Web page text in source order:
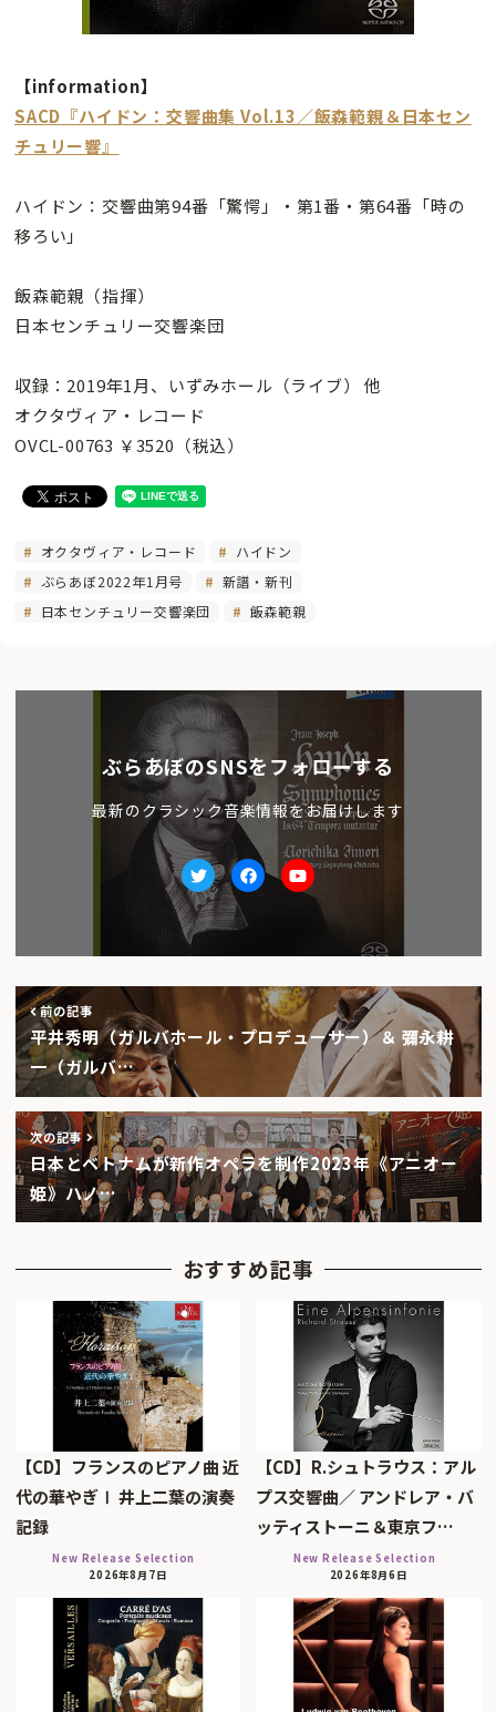
【information】
SACD『ハイドン：交響曲集 Vol.13／飯森範親＆日本セン
チュリー響』
ハイドン：交響曲第94番「驚愕」・第1番・第64番「時の
移ろい」
飯森範親（指揮）
日本センチュリー交響楽団
収録：2019年1月、いずみホール（ライブ） 他
オクタヴィア・レコード
OVCL-00763 ￥3520（税込）
オクタヴィア・レコード
ハイドン
ぶらあぼ2022年1月号
新譜・新刊
日本センチュリー交響楽団
飯森範親
ぶらあぼのSNSをフォローする
最新のクラシック音楽情報をお届けします
TwitterfacebookYoutube
前の記事
平井秀明（ガルバホール・プロデューサー）＆ 彌永耕
一（ガルバ…
次の記事
日本とベトナムが新作オペラを制作2023年《アニオー
姫》ハノ…
おすすめ記事
【CD】フランスのピアノ曲 近
代の華やぎⅠ 井上二葉の演奏
記録
New Release Selection
2026年8月7日
【CD】R.シュトラウス：アル
プス交響曲／ アンドレア・バ
ッティストーニ＆東京フ…
New Release Selection
2026年8月6日